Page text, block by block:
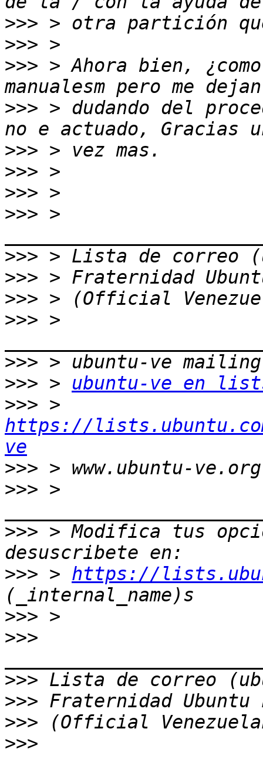
>>>
>>>
>>> > Ahora bien,
>>> > dudando del
>>>
>>>
>>>
>>> >
>>>
>>>
>>>
>>> >
>>>
>>> > ubuntu-ve en
>>>
https://
ve
>>>
>>> >
>>> > Modifica tus
>>> > https://
>>>
>>>
>>>
>>>
>>>
>>>